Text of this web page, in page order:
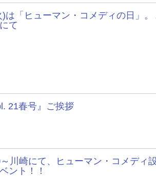
は「ヒューマン・コメディの日」。
て
21春号』ご挨拶
川崎にて、ヒューマン・コメディ
ント！！